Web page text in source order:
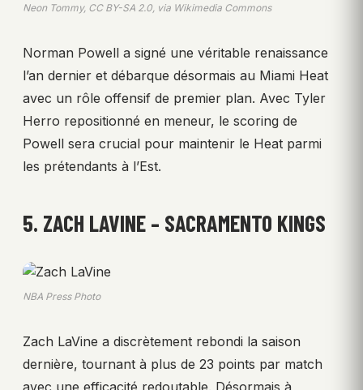
Neon Tommy, CC BY-SA 2.0, via Wikimedia Commons
Norman Powell a signé une véritable renaissance
l’an dernier et débarque désormais au Miami Heat
avec un rôle offensif de premier plan. Avec Tyler
Herro repositionné en meneur, le scoring de
Powell sera crucial pour maintenir le Heat parmi
les prétendants à l’Est.
5. ZACH LAVINE – SACRAMENTO KINGS
NBA Press Photo
Zach LaVine a discrètement rebondi la saison
dernière, tournant à plus de 23 points par match
avec une efficacité redoutable. Désormais à